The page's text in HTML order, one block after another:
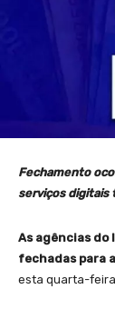
Fechamento
serviços digitais
As agências
fechadas para
esta quarta-